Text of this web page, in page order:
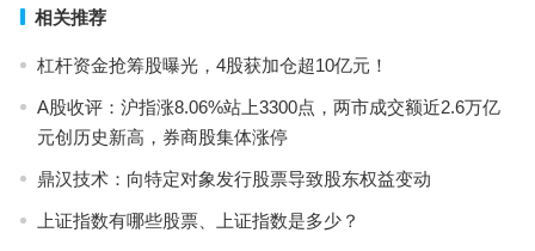
相关推荐
杠杆资金抢筹股曝光，4股获加仓超10亿元！
A股收评：沪指涨8.06%站上3300点，两市成交额近2.6万亿
元创历史新高，券商股集体涨停
鼎汉技术：向特定对象发行股票导致股东权益变动
上证指数有哪些股票、上证指数是多少？